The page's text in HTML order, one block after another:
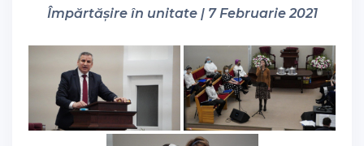
Împărtășire în unitate | 7 Februarie 2021